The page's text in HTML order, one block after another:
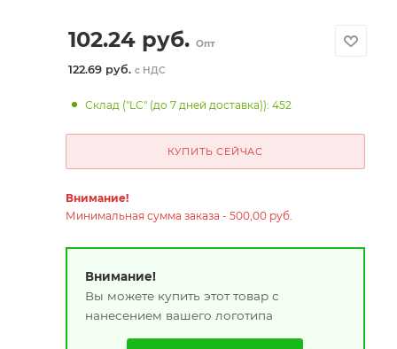
102.24руб. Опт
122.69 руб. с НДС
Склад ("LC" (до 7 дней доставка)): 452
КУПИТЬ СЕЙЧАС
Внимание!
Минимальная сумма заказа - 500,00 руб.
Внимание!
Вы можете купить этот товар с
нанесением вашего логотипа